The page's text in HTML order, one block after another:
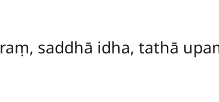
saddhā idha, tathā